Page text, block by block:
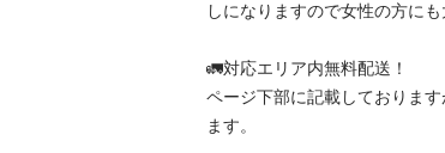
しになりますので女性の方にも
🚛対応エリア内無料配送！
ページ下部に記載しておりま
ます。